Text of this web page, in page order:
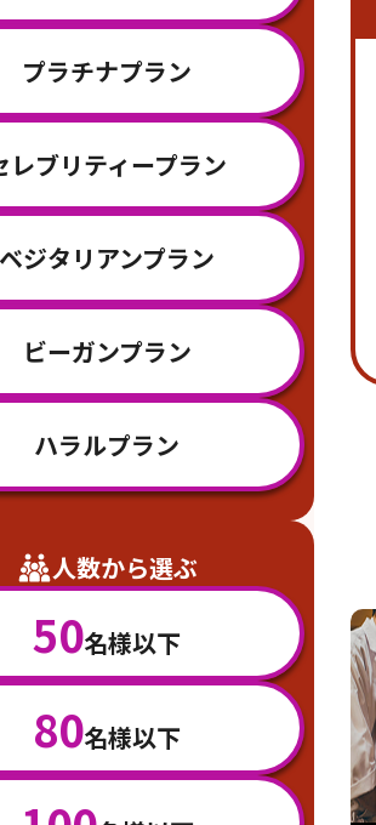
プラチナプラン
レブリティープラン
ベジタリアンプラン
ビーガンプラン
ハラルプラン
人数から選ぶ
50名様以下
80名様以下